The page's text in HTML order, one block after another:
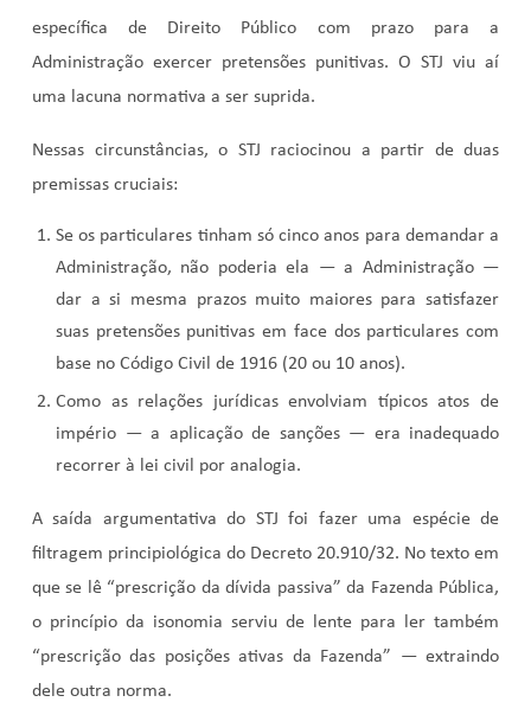
específica de Direito Público com prazo para a
Administração exercer pretensões punitivas. O STJ viu aí
uma lacuna normativa a ser suprida.
Nessas circunstâncias, o STJ raciocinou a partir de duas
premissas cruciais:
Se os particulares tinham só cinco anos para demandar a
Administração, não poderia ela — a Administração —
dar a si mesma prazos muito maiores para satisfazer
suas pretensões punitivas em face dos particulares com
base no Código Civil de 1916 (20 ou 10 anos).
Como as relações jurídicas envolviam típicos atos de
império — a aplicação de sanções — era inadequado
recorrer à lei civil por analogia.
A saída argumentativa do STJ foi fazer uma espécie de
filtragem principiológica do Decreto 20.910/32. No texto em
que se lê “prescrição da dívida passiva” da Fazenda Pública,
o princípio da isonomia serviu de lente para ler também
“prescrição das posições ativas da Fazenda” — extraindo
dele outra norma.